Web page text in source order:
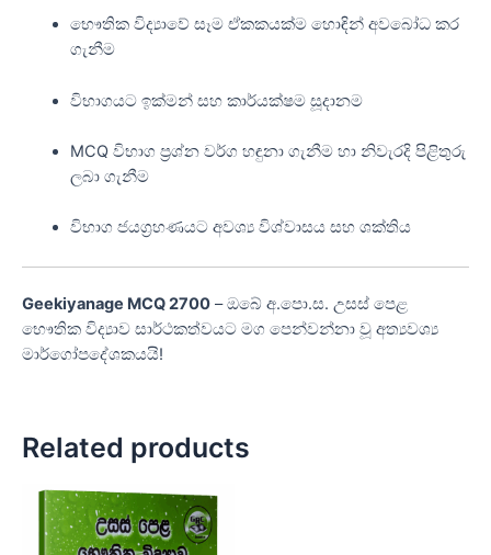
භෞතික විද්‍යාවේ සෑම ඒකකයක්ම හොඳින් අවබෝධ කර
ගැනීම
විභාගයට ඉක්මන් සහ කාර්යක්ෂම සූදානම
MCQ විභාග ප්‍රශ්න වර්ග හඳුනා ගැනීම හා නිවැරදි පිළිතුරු
ලබා ගැනීම
විභාග ජයග්‍රහණයට අවශ්‍ය විශ්වාසය සහ ශක්තිය
Geekiyanage MCQ 2700 – ඔබේ අ.පො.ස. උසස් පෙළ
භෞතික විද්‍යාව සාර්ථකත්වයට මග පෙන්වන්නා වූ අත්‍යවශ්‍ය
මාර්ගෝපදේශකයයි!
Related products